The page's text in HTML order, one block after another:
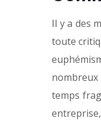
Il y a des
toute
nombreux
temps